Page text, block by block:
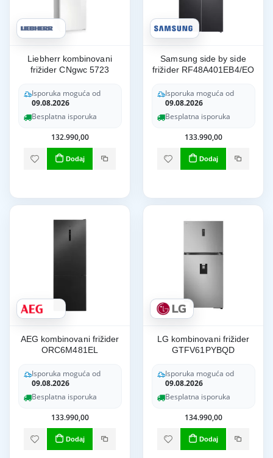
Liebherr kombinovani
frižider CNgwc 5723
Isporuka moguća od
09.08.2026
Besplatna isporuka
132.990,00
Dodaj
Samsung side by side
frižider RF48A401EB4/EO
Isporuka moguća od
09.08.2026
Besplatna isporuka
133.990,00
Dodaj
AEG kombinovani frižider
ORC6M481EL
Isporuka moguća od
09.08.2026
Besplatna isporuka
133.990,00
Dodaj
LG kombinovani frižider
GTFV61PYBQD
Isporuka moguća od
09.08.2026
Besplatna isporuka
134.990,00
Dodaj